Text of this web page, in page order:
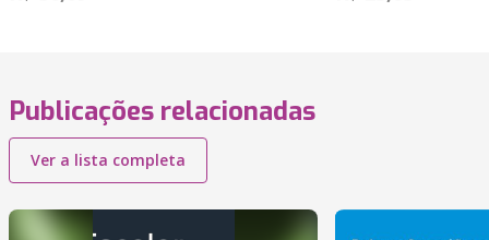
Publicações relacionadas
Ver a lista completa